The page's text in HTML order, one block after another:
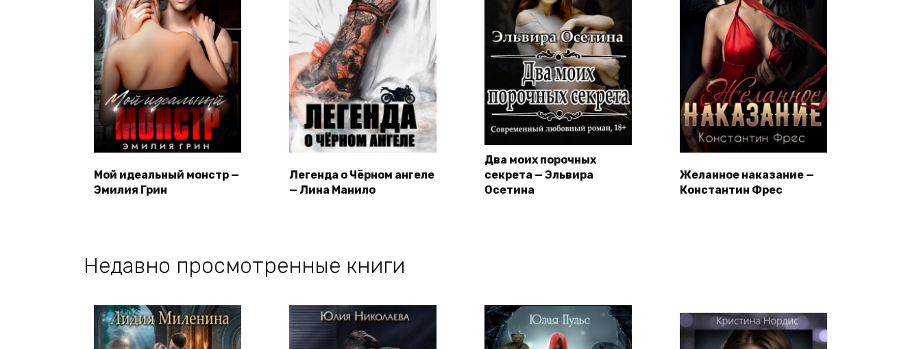
Мой идеальный монстр —
Эмилия Грин
Легенда о Чёрном ангеле
— Лина Манило
Два моих порочных
секрета — Эльвира
Осетина
Желанное наказание —
Константин Фрес
Недавно просмотренные книги